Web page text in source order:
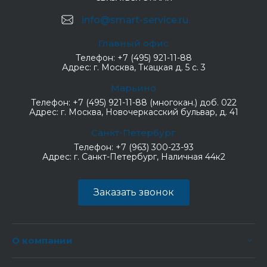
info@smart-service.ru
Главный офис
Телефон: +7 (495) 921-11-88
Адрес: г. Москва, Ткацкая д. 5 с. 3
Марьино
Телефон: +7 (495) 921-11-88 (многокан.) доб. 022
Адрес: г. Москва, Новочеркасский бульвар, д. 41
Санкт-Петербург
Телефон: +7 (963) 300-23-93
Адрес: г. Санкт-Петербург, Наличная 44к2
Заказать звонок
О компании